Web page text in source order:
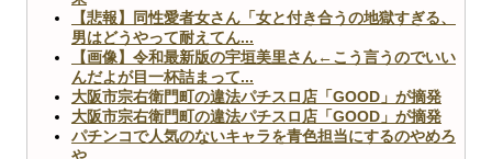
【悲報】同性愛者女さん「女と付き合うの地獄すぎる、
男はどうやって耐えてん...
【画像】令和最新版の宇垣美里さん←こう言うのでいい
んだよが目一杯詰まって...
大阪市宗右衛門町の違法パチスロ店「GOOD」が摘発
大阪市宗右衛門町の違法パチスロ店「GOOD」が摘発
パチンコで人気のないキャラを青色担当にするのやめろ